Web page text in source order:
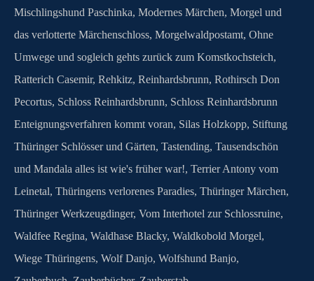
Mischlingshund Paschinka, Modernes Märchen, Morgel und
das verlotterte Märchenschloss, Morgelwaldpostamt, Ohne
Umwege und sogleich gehts zurück zum Komstkochsteich,
Ratterich Casemir, Rehkitz, Reinhardsbrunn, Rothirsch Don
Pecortus, Schloss Reinhardsbrunn, Schloss Reinhardsbrunn
Enteignungsverfahren kommt voran, Silas Holzkopp, Stiftung
Thüringer Schlösser und Gärten, Tastending, Tausendschön
und Mandala alles ist wie's früher war!, Terrier Antony vom
Leinetal, Thüringens verlorenes Paradies, Thüringer Märchen,
Thüringer Werkzeugdinger, Vom Interhotel zur Schlossruine,
Waldfee Regina, Waldhase Blacky, Waldkobold Morgel,
Wiege Thüringens, Wolf Danjo, Wolfshund Banjo,